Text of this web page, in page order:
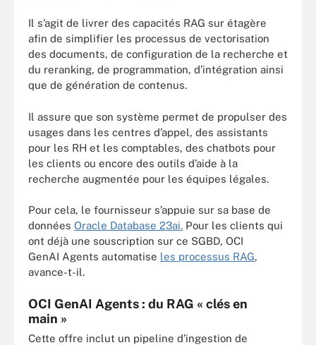
Il s’agit de livrer des capacités RAG sur étagère
afin de simplifier les processus de vectorisation
des documents, de configuration de la recherche et
du reranking, de programmation, d’intégration ainsi
que de génération de contenus.
Il assure que son système permet de propulser des
usages dans les centres d’appel, des assistants
pour les RH et les comptables, des chatbots pour
les clients ou encore des outils d’aide à la
recherche augmentée pour les équipes légales.
Pour cela, le fournisseur s’appuie sur sa base de
données Oracle Database 23ai. Pour les clients qui
ont déjà une souscription sur ce SGBD, OCI
GenAI Agents automatise les processus RAG,
avance-t-il.
OCI GenAI Agents : du RAG « clés en
main »
Cette offre inclut un pipeline d’ingestion de